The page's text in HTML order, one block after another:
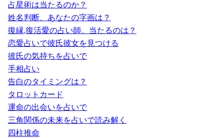
占星術は当たるのか？
姓名判断、あなたの字画は？
復縁,復活愛の占い師、当たるのは？
恋愛占いで彼氏彼女を見つける
彼氏の気持ちを占いで
手相占い
告白のタイミングは？
タロットカード
運命の出会いを占いで
三角関係の未来を占いで読み解く
四柱推命